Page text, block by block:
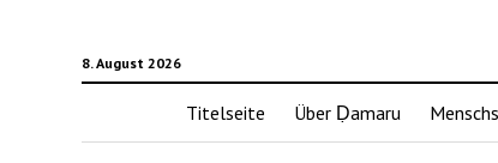
8. August 2026
Titelseite Über Ḍamaru